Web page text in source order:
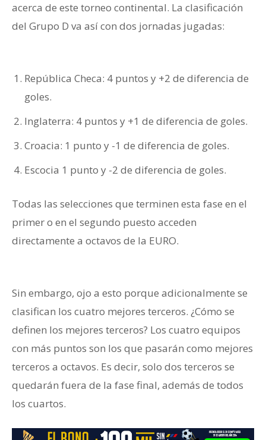
acerca de este torneo continental. La clasificación
del Grupo D va así con dos jornadas jugadas:
República Checa: 4 puntos y +2 de diferencia de
goles.
Inglaterra: 4 puntos y +1 de diferencia de goles.
Croacia: 1 punto y -1 de diferencia de goles.
Escocia 1 punto y -2 de diferencia de goles.
Todas las selecciones que terminen esta fase en el
primer o en el segundo puesto acceden
directamente a octavos de la EURO.
Sin embargo, ojo a esto porque adicionalmente se
clasifican los cuatro mejores terceros. ¿Cómo se
definen los mejores terceros? Los cuatro equipos
con más puntos son los que pasarán como mejores
terceros a octavos. Es decir, solo dos terceros se
quedarán fuera de la fase final, además de todos
los cuartos.